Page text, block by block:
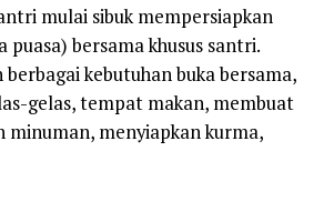
mulai sibuk mempersiapkan
bersama khusus santri.
kebutuhan buka bersama,
gelas, tempat makan, membuat
minuman, menyiapkan kurma,